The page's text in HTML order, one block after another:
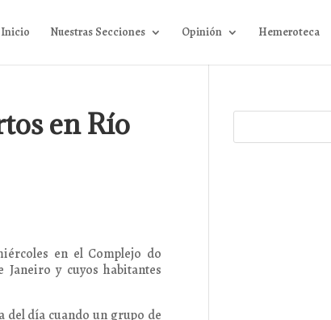
Inicio Nuestras Secciones Opinión Hemeroteca
en Río
en el Complejo do
y cuyos habitantes
día cuando un grupo de